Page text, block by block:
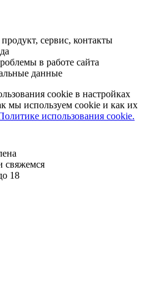
сервис, контакты
в работе сайта
данные
cookie в настройках
мы используем cookie и как их
использования cookie.
свяжемся
18